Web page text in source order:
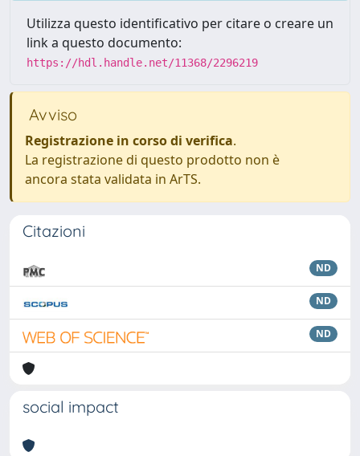
Utilizza questo identificativo per citare o creare un
link a questo documento:
https://hdl.handle.net/11368/2296219
Avviso
Registrazione in corso di verifica.
La registrazione di questo prodotto non è
ancora stata validata in ArTS.
Citazioni
ND
ND
ND
social impact